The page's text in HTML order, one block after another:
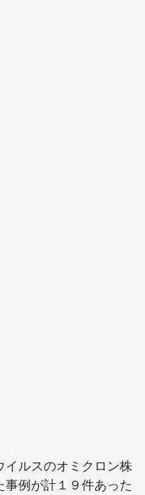
イルスのオミクロン株
例が計１９件あった